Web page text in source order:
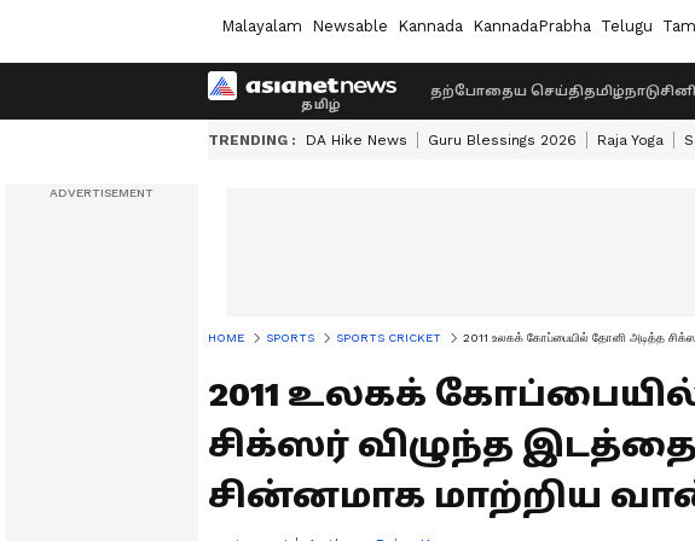
Malayalam Newsable Kannada KannadaPrabha Telugu
தற்போதைய செய்திதமிழ்நாடு
TRENDING : DA Hike News Guru Blessings 2026 Raja Yoga
HOME SPORTS SPORTS CRICKET 2011 உலகக் கோப்பையில் தோனி அடித்த
2011 உலகக்
சிக்ஸர் விழுந்த
சின்னமாக மாற்றிய